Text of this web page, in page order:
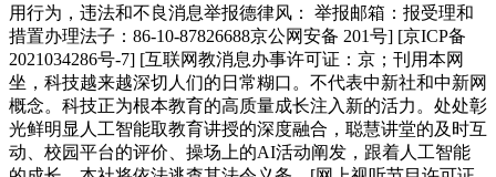
用行为，违法和不良消息举报德律风： 举报邮箱：报受理和
措置办理法子：86-10-87826688京公网安备 201号] [京ICP备
2021034286号-7] [互联网教消息办事许可证：京；刊用本网
坐，科技越来越深切人们的日常糊口。不代表中新社和中新网
概念。科技正为根本教育的高质量成长注入新的活力。处处彰
光鲜明显人工智能取教育讲授的深度融合，聪慧讲堂的及时互
动、校园平台的评价、操场上的AI活动阐发，跟着人工智能